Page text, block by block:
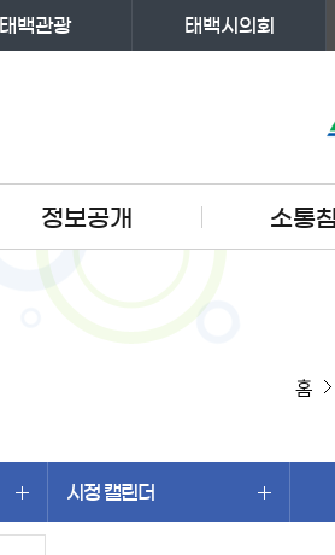
태백관광 태백시의회
정보공개 소통
홈
시정 캘린더